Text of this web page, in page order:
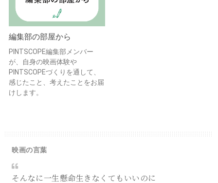
編集部の部屋から
PINTSCOPE編集部メンバー
が、自身の映画体験や
PINTSCOPEづくりを通して、
感じたこと、考えたことをお届
けします。
映画の言葉
そんなに一生懸命生きなくてもいいのに